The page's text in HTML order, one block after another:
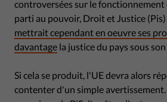
controversées sur le fonctionnement
parti au pouvoir, Droit et Justice
mettrait cependant en oeuvre ses
davantage la justice du pays sous
Si cela se produit, l'UE devra alors
contenter d'un simple avertissement.